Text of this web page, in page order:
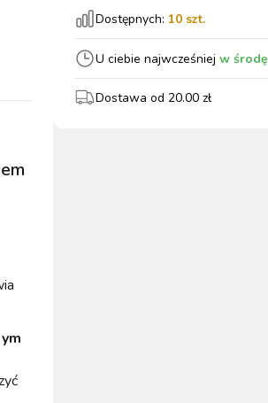
wszystkie
Dostępnych: 10 szt.
U ciebie najwcześniej w środę
Dostawa od 20.00 zł